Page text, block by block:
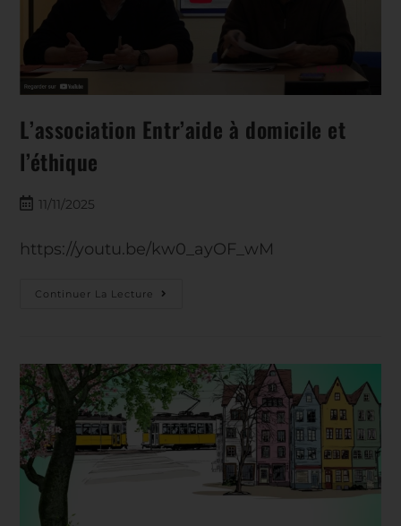
L’association Entr’aide à domicile et
l’éthique
11/11/2025
https://youtu.be/kw0_ayOF_wM
Continuer La Lecture